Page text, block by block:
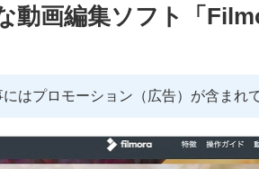
up
arrows
review
動画編集ソフト「
はプロモーション（広告）が含まれて